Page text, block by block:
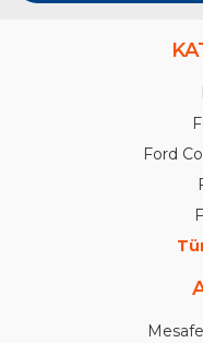
Ford